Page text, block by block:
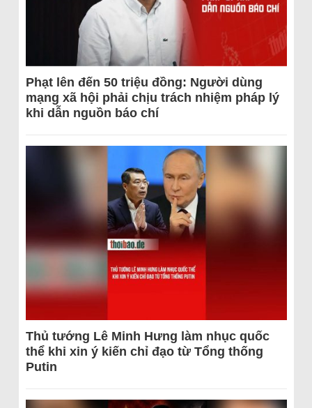
Phạt lên đến 50 triệu đồng: Người dùng
mạng xã hội phải chịu trách nhiệm pháp lý
khi dẫn nguồn báo chí
Thủ tướng Lê Minh Hưng làm nhục quốc
thể khi xin ý kiến chỉ đạo từ Tổng thống
Putin